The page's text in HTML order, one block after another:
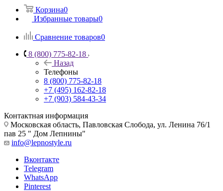
Корзина0
Избранные товары0
Сравнение товаров0
8 (800) 775-82-18
Назад
Телефоны
8 (800) 775-82-18
+7 (495) 162-82-18
+7 (903) 584-43-34
Контактная информация
Московская область, Павловская Слобода, ул. Ленина 76/1
пав 25 " Дом Лепнины"
info@lepnostyle.ru
Вконтакте
Telegram
WhatsApp
Pinterest